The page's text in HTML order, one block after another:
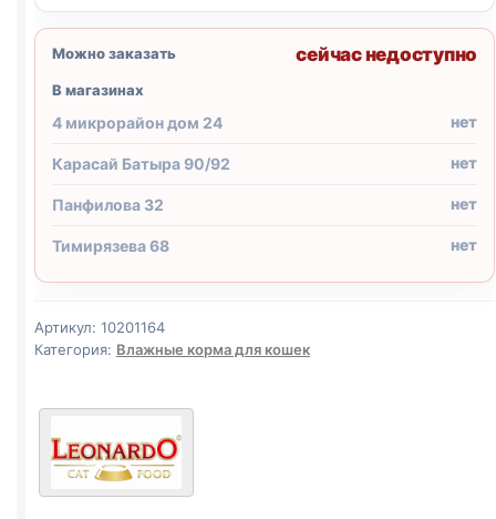
Можно заказать сейчас недоступно
В магазинах
4 микрорайон дом 24 нет
Карасай Батыра 90/92 нет
Панфилова 32 нет
Тимирязева 68 нет
Артикул: 10201164
Категория: Влажные корма для кошек